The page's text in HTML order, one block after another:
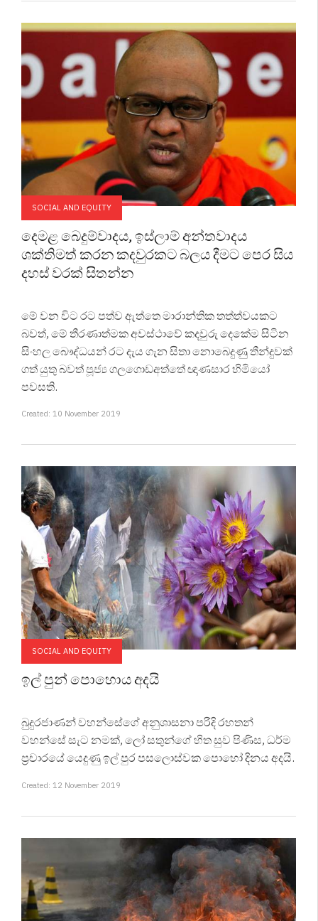
SOCIAL AND EQUITY
දෙමළ බෙදුම්වාදය, ඉස්ලාම් අන්තවාදය
ශක්තිමත් කරන කදවුරකට බලය දීමට පෙර සිය
දහස් වරක් සිතන්න
මේ වන විට රට පත්ව ඇත්තෙ මාරාන්තික තත්ත්වයකට
බවත්, මේ තීරණාත්මක අවස්ථාවේ කදවුරු දෙකේම සිටින
සිංහල බෞද්ධයන් රට දැය ගැන සිතා නොබෙදුණු තීන්දුවක්
ගත් යුතු බවත් පූජ්‍ය ගලගොඩඅත්තේ ඥාණසාර හිමියෝ
පවසති.
Created: 10 November 2019
SOCIAL AND EQUITY
ඉල් පුන් පොහොය අදයි
බුදුරජාණන් වහන්සේගේ අනුශාසනා පරිදි රහතන්
වහන්සේ සැට නමක්, ලෝ සතුන්ගේ හිත සුව පිණිස, ධර්ම
ප්‍රචාරයේ යෙදුණු ඉල් පුර පසලොස්වක පොහෝ දිනය අදයි.
Created: 12 November 2019